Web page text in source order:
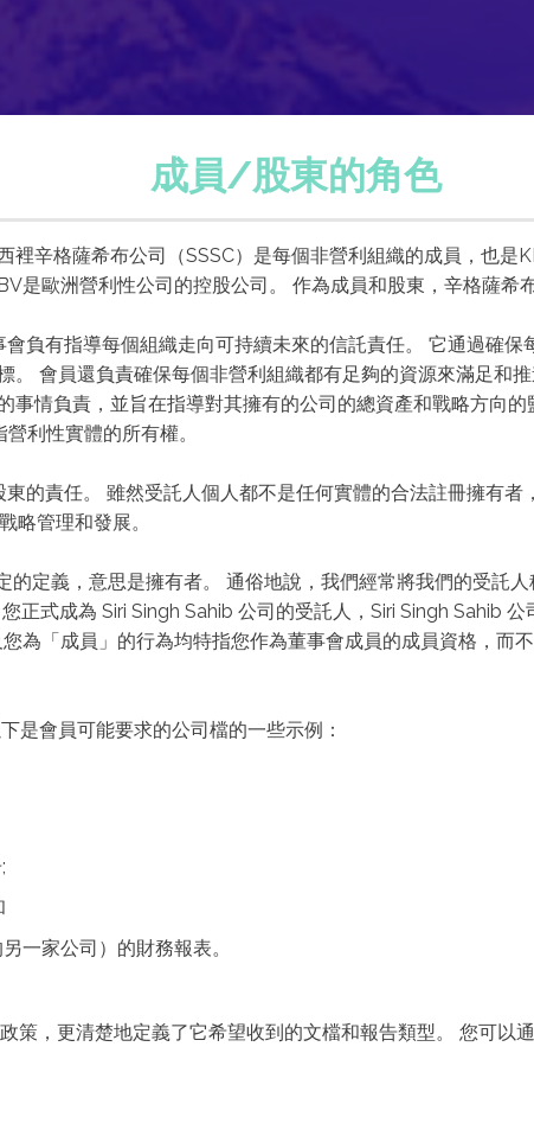
成員/股東的角色
裡辛格薩希布公司（SSSC）是每個非營利組織的成員，也是
是歐洲營利性公司的控股公司。 作為成員和股東，辛格薩希
負有指導每個組織走向可持續未來的信託責任。 它通過確
會員還負責確保每個非營利組織都有足夠的資源來滿足和推
事情負責，並旨在指導對其擁有的公司的總資產和戰略方向的
利性實體的所有權。
的責任。 雖然受託人個人都不是任何實體的合法註冊擁有
略管理和發展。
的定義，意思是擁有者。 通俗地說，我們經常將我們的受託
正式成為 Siri Singh Sahib 公司的受託人，Siri Singh Sahib
為「成員」的行為均特指您作為董事會成員的成員資格，而
是會員可能要求的公司檔的一些示例：
一家公司）的財務報表。
策，更清楚地定義了它希望收到的文檔和報告類型。 您可以